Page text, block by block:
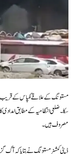
سکا۔ ضلعی انتظامیہ کے مطابق امدادی
مصروف ہیں۔